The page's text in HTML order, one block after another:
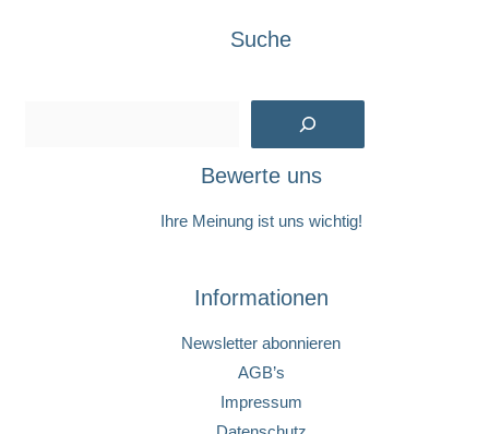
Suche
Bewerte uns
Ihre Meinung ist uns wichtig!
Informationen
Newsletter abonnieren
AGB’s
Impressum